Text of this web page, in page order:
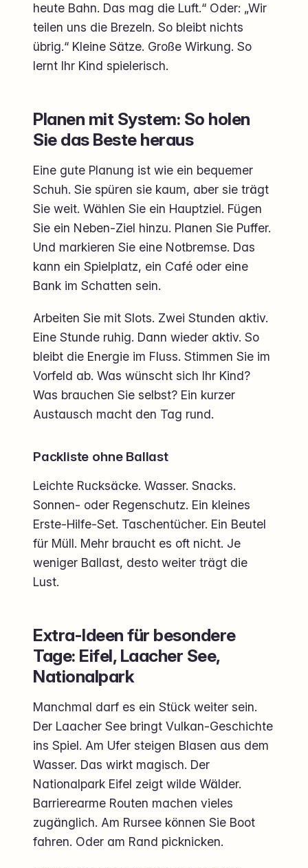
heute Bahn. Das mag die Luft.“ Oder: „Wir
teilen uns die Brezeln. So bleibt nichts
übrig.“ Kleine Sätze. Große Wirkung. So
lernt Ihr Kind spielerisch.
Planen mit System: So holen
Sie das Beste heraus
Eine gute Planung ist wie ein bequemer
Schuh. Sie spüren sie kaum, aber sie trägt
Sie weit. Wählen Sie ein Hauptziel. Fügen
Sie ein Neben-Ziel hinzu. Planen Sie Puffer.
Und markieren Sie eine Notbremse. Das
kann ein Spielplatz, ein Café oder eine
Bank im Schatten sein.
Arbeiten Sie mit Slots. Zwei Stunden aktiv.
Eine Stunde ruhig. Dann wieder aktiv. So
bleibt die Energie im Fluss. Stimmen Sie im
Vorfeld ab. Was wünscht sich Ihr Kind?
Was brauchen Sie selbst? Ein kurzer
Austausch macht den Tag rund.
Packliste ohne Ballast
Leichte Rucksäcke. Wasser. Snacks.
Sonnen- oder Regenschutz. Ein kleines
Erste-Hilfe-Set. Taschentücher. Ein Beutel
für Müll. Mehr braucht es oft nicht. Je
weniger Ballast, desto weiter trägt die
Lust.
Extra-Ideen für besondere
Tage: Eifel, Laacher See,
Nationalpark
Manchmal darf es ein Stück weiter sein.
Der Laacher See bringt Vulkan-Geschichte
ins Spiel. Am Ufer steigen Blasen aus dem
Wasser. Das wirkt magisch. Der
Nationalpark Eifel zeigt wilde Wälder.
Barrierearme Routen machen vieles
zugänglich. Am Rursee können Sie Boot
fahren. Oder am Rand picknicken.